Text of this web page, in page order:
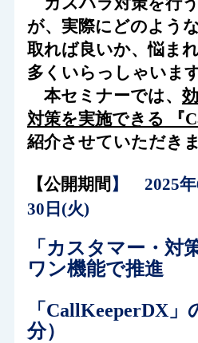
が、 実際にどのよう
取れば良いか、悩ま
多くいらっしゃいます
本セミナーでは、
対策を実施できる
『
紹介させていただきま
【公開期間 】 2025年
30日(火)
「 カスタマー・対
ワン機能で推進
「CallKeeperDX」
分）